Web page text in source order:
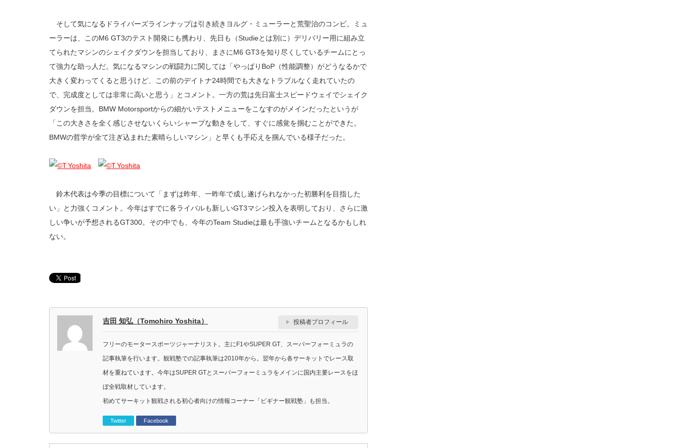
そして気になるドライバーズラインナップは引き続きヨルグ・ミューラーと荒聖治のコンビ。ミュ
ーラーは、このM6 GT3のテスト開発にも携わり、先日も（Studieとは別に）デリバリー用に組み立
てられたマシンのシェイクダウンを担当しており、まさにM6 GT3を知り尽くしているチームにとっ
て強力な助っ人だ。気になるマシンの戦闘力に関しては「やっぱりBoP（性能調整）がどうなるかで
大きく変わってくると思うけど、この前のデイトナ24時間でも大きなトラブルなく走れていたの
で、完成度としては非常に高いと思う」とコメント。一方の荒は先日富士スピードウェイでシェイク
ダウンを担当。BMW Motorsportからの細かいテストメニューをこなすのがメインだったというが
「この大きさを全く感じさせないくらいシャープな動きをして、すぐに感覚を掴むことができた。
BMWの哲学が全て注ぎ込まれた素晴らしいマシン」と早くも手応えを掴んでいる様子だった。
鈴木代表は今季の目標について「まずは昨年、一昨年で成し遂げられなかった初勝利を目指した
い」と力強くコメント。今年はすでに各ライバルも新しいGT3マシン投入を表明しており、さらに激
しい争いが予想されるGT300。その中でも、今年のTeam Studieは最も手強いチームとなるかもしれ
ない。
吉田 知弘（Tomohiro Yoshita） 投稿者プロフィール
フリーのモータースポーツジャーナリスト。主にF1やSUPER GT、スーパーフォーミュラの
記事執筆を行います。観戦塾での記事執筆は2010年から。翌年から各サーキットでレース取
材を重ねています。今年はSUPER GTとスーパーフォーミュラをメインに国内主要レースをほ
ぼ全戦取材しています。
初めてサーキット観戦される初心者向けの情報コーナー「ビギナー観戦塾」も担当。
Twitter Facebook